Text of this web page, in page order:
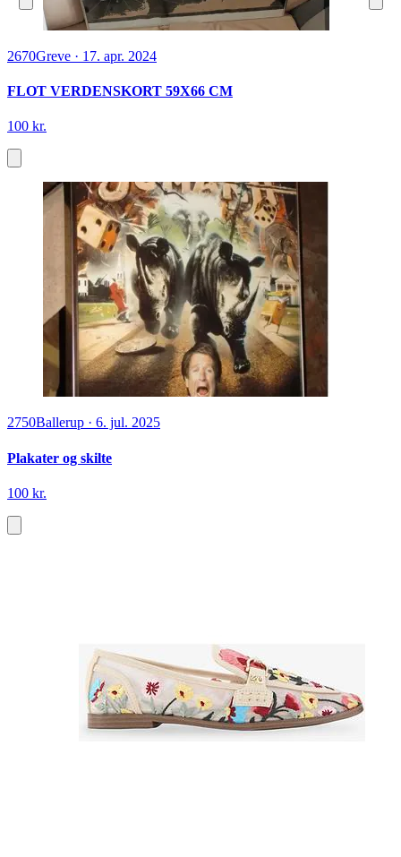
2670Greve · 17. apr. 2024
FLOT VERDENSKORT 59X66 CM
100 kr.
2750Ballerup · 6. jul. 2025
Plakater og skilte
100 kr.